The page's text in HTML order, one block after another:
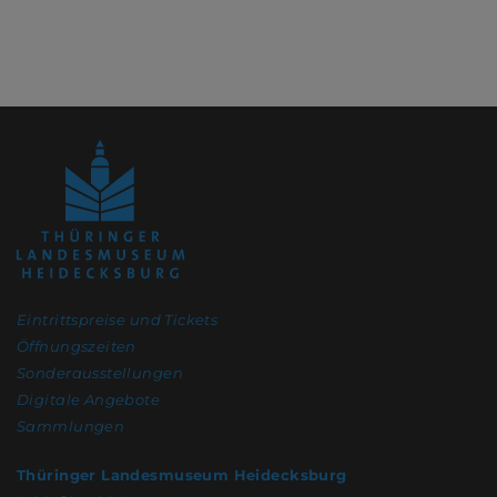
Eintrittspreise und Tickets
Öffnungszeiten
Sonderausstellungen
Digitale Angebote
Sammlungen
Thüringer Landesmuseum Heidecksburg